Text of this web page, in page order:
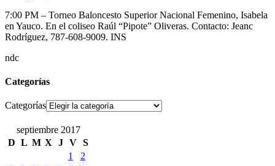
7:00 PM – Torneo Baloncesto Superior Nacional Femenino, Isabela
en Yauco. En el coliseo Raúl “Pipote” Oliveras. Contacto: Jeanc
Rodríguez, 787-608-9009. INS
ndc
Categorías
Categorías
septiembre 2017
D L M X J V S
1
2